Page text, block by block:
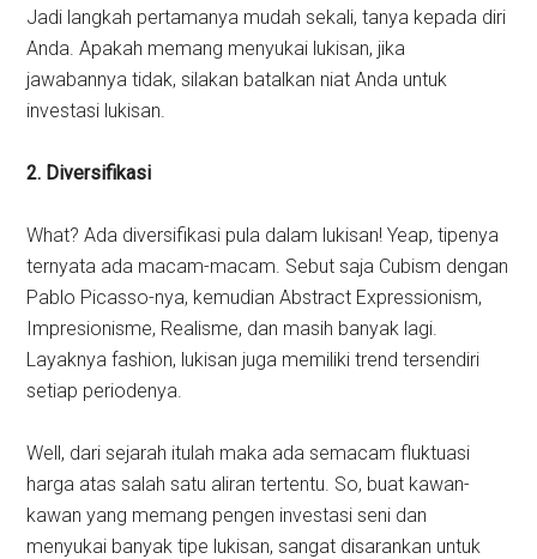
Jadi langkah pertamanya mudah sekali, tanya kepada diri
Anda. Apakah memang menyukai lukisan, jika
jawabannya tidak, silakan batalkan niat Anda untuk
investasi lukisan.
2. Diversifikasi
What? Ada diversifikasi pula dalam lukisan! Yeap, tipenya
ternyata ada macam-macam. Sebut saja Cubism dengan
Pablo Picasso-nya, kemudian Abstract Expressionism,
Impresionisme, Realisme, dan masih banyak lagi.
Layaknya fashion, lukisan juga memiliki trend tersendiri
setiap periodenya.
Well, dari sejarah itulah maka ada semacam fluktuasi
harga atas salah satu aliran tertentu. So, buat kawan-
kawan yang memang pengen investasi seni dan
menyukai banyak tipe lukisan, sangat disarankan untuk